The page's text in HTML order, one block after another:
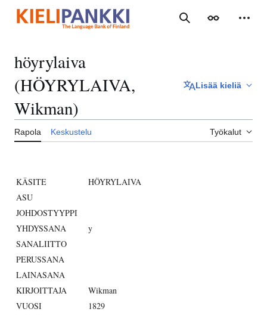
sisältöön
Haku Ulkoasu
höyrylaiva
(HÖYRYLAIVA,
Wikman)
Lisää kieliä
Rapola Keskustelu Työkalut
KÄSITE
HÖYRYLAIVA
ASU
JOHDOSTYYPPI
YHDYSSANA
y
SANALIITTO
PERUSSANA
LAINASANA
KIRJOITTAJA
Wikman
VUOSI
1829